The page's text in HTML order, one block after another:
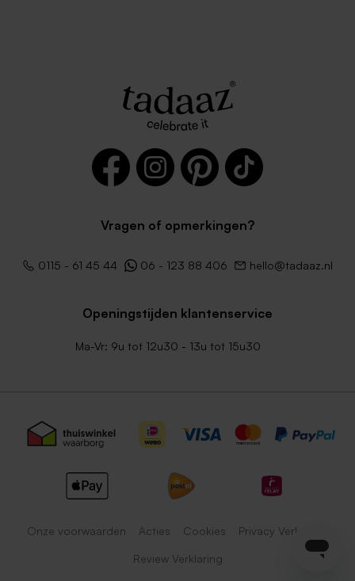
Vragen of opmerkingen?
0115 - 61 45 44 06 - 123 88 406 hello@tadaaz.nl
Openingstijden klantenservice
Ma-Vr: 9u tot 12u30 - 13u tot 15u30
Onze voorwaarden Acties Cookies Privacy Verklaring
Review Verklaring